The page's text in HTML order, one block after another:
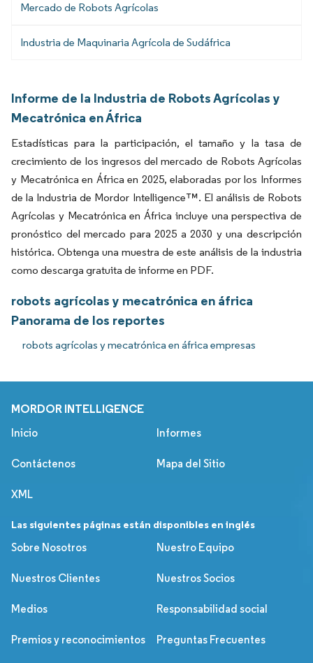
Mercado de Robots Agrícolas
Industria de Maquinaria Agrícola de Sudáfrica
Informe de la Industria de Robots Agrícolas y
Mecatrónica en África
Estadísticas para la participación, el tamaño y la tasa de
crecimiento de los ingresos del mercado de Robots Agrícolas
y Mecatrónica en África en 2025, elaboradas por los Informes
de la Industria de Mordor Intelligence™. El análisis de Robots
Agrícolas y Mecatrónica en África incluye una perspectiva de
pronóstico del mercado para 2025 a 2030 y una descripción
histórica. Obtenga una muestra de este análisis de la industria
como descarga gratuita de informe en PDF.
robots agrícolas y mecatrónica en áfrica
Panorama de los reportes
robots agrícolas y mecatrónica en áfrica empresas
MORDOR INTELLIGENCE
Inicio Informes
Contáctenos Mapa del Sitio
XML
Las siguientes páginas están disponibles en inglés
Sobre Nosotros
Nuestro Equipo
Nuestros Clientes Nuestros Socios
Medios Responsabilidad social
Premios y reconocimientos Preguntas Frecuentes